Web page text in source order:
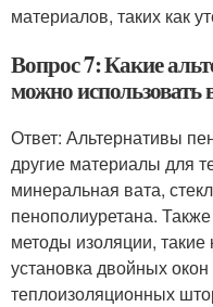
материалов, таких как
Вопрос 7: Какие
можно использовать
Ответ: Альтернативы
другие материалы для
минеральная вата,
пенополиуретана.
методы изоляции, такие
установка двойных
теплоизоляционных